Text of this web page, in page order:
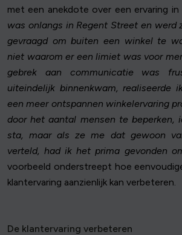
met een anekdote over een ervaring in
was onlangs in Regent Street en werd
gevraagd om buiten een winkel te
niet waarom er een limiet was voor
gebrek aan communicatie was
uiteindelijk binnenkwam, realiseerde
een meer ontspannen winkelervaring
door het aantal mensen te beperken,
sta, maar als ze me dat gewoon
verteld, had ik het prima gevonden
voorbeeld onderstreept hoe
klantervaring aanzienlijk kan verbeteren.
De klantervaring verbeteren